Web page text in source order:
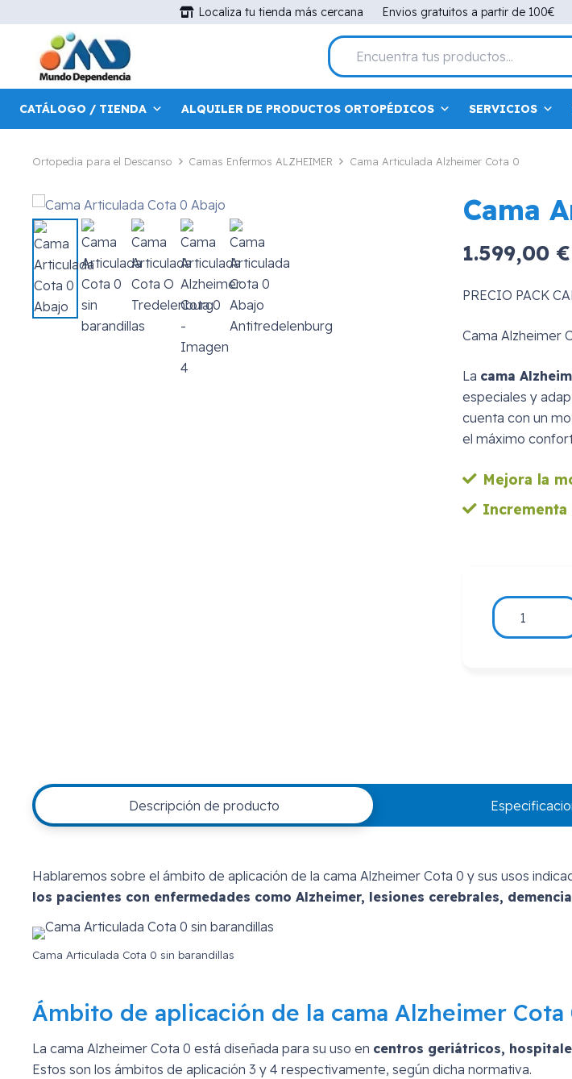
Localiza tu tienda más cercana Envios gratuitos a partir de 100€
CATÁLOGO / TIENDA ALQUILER DE PRODUCTOS ORTOPÉDICOS SERVICIOS
Ortopedia para el Descanso Camas Enfermos ALZHEIMER Cama Articulada Alzheimer Cota 0
Cama
1.599,00 €
PRECIO PACK
Cama Alzheimer
La cama
especiales y
cuenta con un
el máximo
Mejora la
Incrementa
Cama
Articulada
Descripción de producto
Hablaremos sobre el ámbito de aplicación de la cama Alzheimer Cota 0 y sus usos
los pacientes con enfermedades como Alzheimer, lesiones cerebrales,
Cama Articulada Cota 0 sin barandillas
Ámbito de aplicación de la cama Alzheimer Cota
La cama Alzheimer Cota 0 está diseñada para su uso en centros geriátricos,
Estos son los ámbitos de aplicación 3 y 4 respectivamente, según dicha normativa.